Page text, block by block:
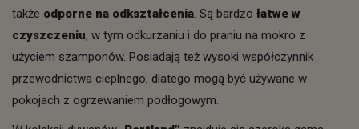
także odporne na odkształcenia. Są bardzo łatwe w
czyszczeniu, w tym odkurzaniu i do praniu na mokro z
użyciem szamponów. Posiadają też wysoki współczynnik
przewodnictwa cieplnego, dlatego mogą być używane w
pokojach z ogrzewaniem podłogowym.